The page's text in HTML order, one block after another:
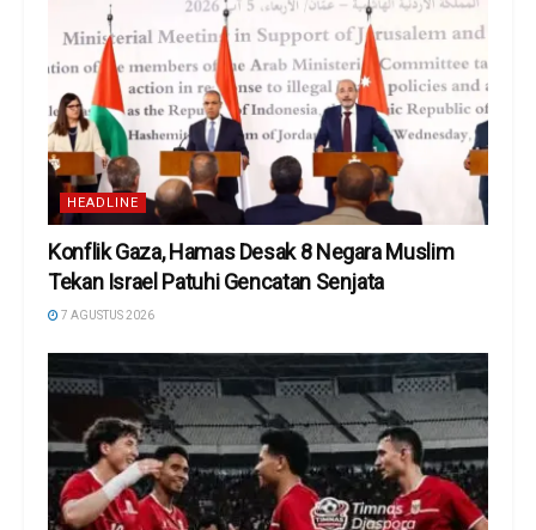
HEADLINE
Konflik Gaza, Hamas Desak 8 Negara Muslim
Tekan Israel Patuhi Gencatan Senjata
7 AGUSTUS 2026